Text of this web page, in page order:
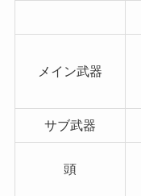
メイン武器
サブ武器
頭